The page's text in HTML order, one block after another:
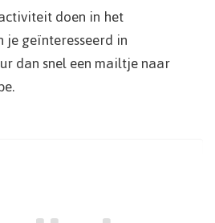
doen in het
je geïnteresseerd in
dan snel een mailtje naar